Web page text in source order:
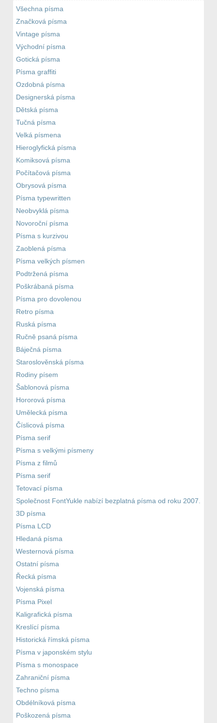
Všechna písma
Značková písma
Vintage písma
Východní písma
Gotická písma
Písma graffiti
Ozdobná písma
Designerská písma
Dětská písma
Tučná písma
Velká písmena
Hieroglyfická písma
Komiksová písma
Počítačová písma
Obrysová písma
Písma typewritten
Neobvyklá písma
Novoroční písma
Písma s kurzivou
Zaoblená písma
Písma velkých písmen
Podtržená písma
Poškrábaná písma
Písma pro dovolenou
Retro písma
Ruská písma
Ručně psaná písma
Báječná písma
Staroslověnská písma
Rodiny písem
Šablonová písma
Hororová písma
Umělecká písma
Číslicová písma
Písma serif
Písma s velkými písmeny
Písma z filmů
Písma serif
Tetovací písma
Společnost FontYukle nabízí bezplatná písma od roku 2007.
3D písma
Písma LCD
Hledaná písma
Westernová písma
Ostatní písma
Řecká písma
Vojenská písma
Písma Pixel
Kaligrafická písma
Kreslící písma
Historická římská písma
Písma v japonském stylu
Písma s monospace
Zahraniční písma
Techno písma
Obdélníková písma
Poškozená písma